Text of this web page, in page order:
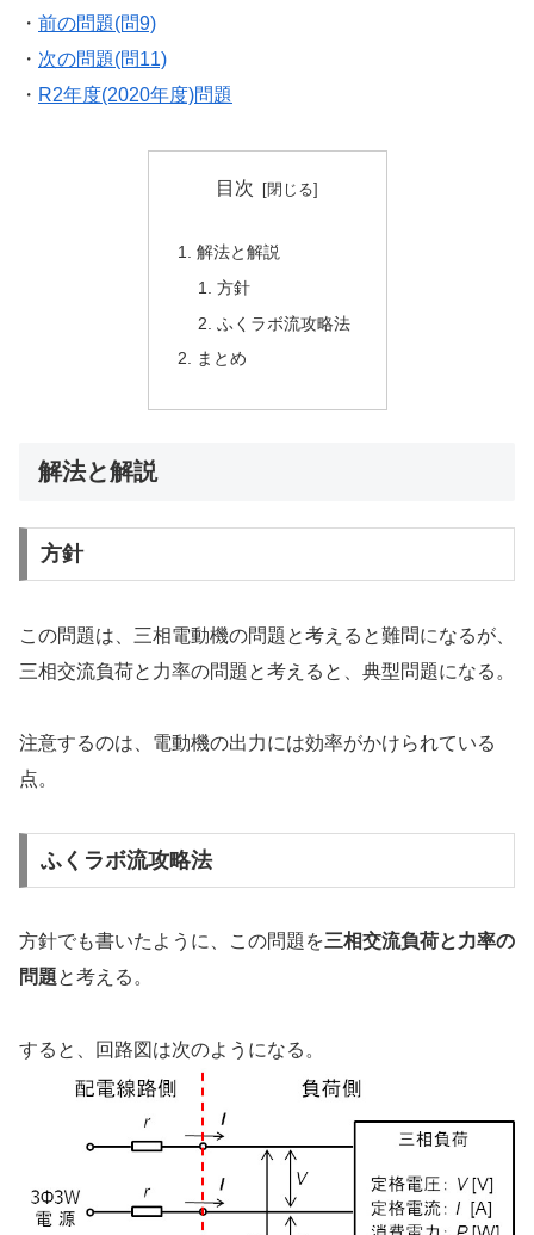
・ 前の問題(問9)
・ 次の問題(問11)
・ R2年度(2020年度)問題
目次
解法と解説
方針
ふくラボ流攻略法
まとめ
解法と解説
方針
この問題は、三相電動機の問題と考えると難問になるが、
三相交流負荷と力率の問題と考えると、典型問題になる。
注意するのは、電動機の出力には効率がかけられている
点。
ふくラボ流攻略法
方針でも書いたように、この問題を三相交流負荷と力率の
問題と考える。
すると、回路図は次のようになる。